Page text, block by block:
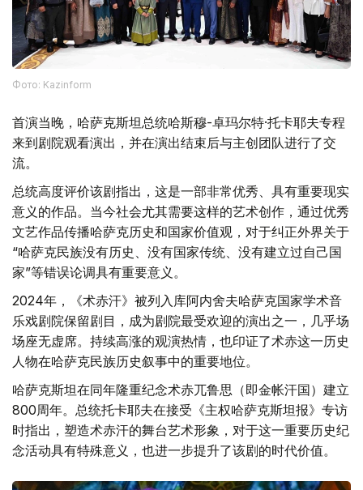
首演当晚，哈萨克斯坦总统哈斯穆-卓玛尔特·托卡耶夫专程
来到剧院观看演出，并在演出结束后与主创团队进行了交
流。
总统高度评价该剧指出，这是一部非常优秀、具有重要现实
意义的作品。当今社会尤其需要这样的艺术创作，通过优秀
文艺作品传播哈萨克历史和国家价值观，对于纠正外界关于
“哈萨克民族没有历史、没有国家传统、没有建立过自己国
家”等错误论调具有重要意义。
2024年，《术赤汗》被列入库阿内舍夫哈萨克国家学术音
乐戏剧院保留剧目，成为剧院最受欢迎的演出之一，几乎场
场座无虚席。持续高涨的观演热情，也印证了术赤这一历史
人物在哈萨克民族历史叙事中的重要地位。
哈萨克斯坦在同年隆重纪念术赤兀鲁思（即金帐汗国）建立
800周年。总统托卡耶夫在接受《主权哈萨克斯坦报》专访
时指出，塑造术赤汗的舞台艺术形象，对于这一重要历史纪